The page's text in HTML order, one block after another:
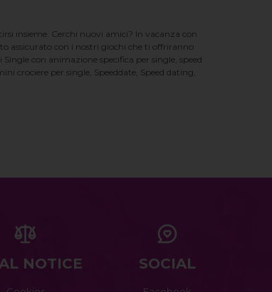
insieme. Cerchi nuovi amici? In vacanza con
assicurato con i nostri giochi che ti offriranno
con animazione specifica per single, speed
crociere per single, Speeddate, Speed dating,
NOTICE SOCIAL